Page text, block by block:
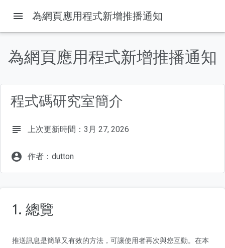
課程內容
軟硬體需求
安裝及驗證網路伺服器
一律更新 Service Worker
取得應用程式伺服器金鑰
menu 為網頁應用程式新增推播通知
為網頁應用程式新增推播通知
程式碼研究室簡介
subject 上次更新時間：3月 27, 2026
account_circle 作者：dutton
1. 總覽
推送訊息是簡單又有效的方法，可讓使用者再次與您互動。在本